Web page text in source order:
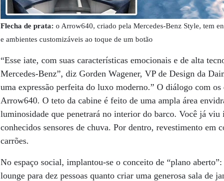
Flecha de prata:o Arrow640, criado pela Mercedes-Benz Style, tem
e ambientes customizáveis ao toque de um botão
“Esse iate, com suas características emocionais e de alta
Mercedes-Benz”, diz Gorden Wagener, VP de Design da
uma expressão perfeita do luxo moderno.” O diálogo com
Arrow640. O teto da cabine é feito de uma ampla área
luminosidade que penetrará no interior do barco. Você já viu
conhecidos sensores de chuva. Por dentro, revestimento em
carrões.
No espaço social, implantou-se o conceito de “plano
lounge para dez pessoas quanto criar uma generosa sala de